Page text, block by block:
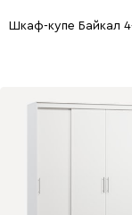
Шкаф-купе Байкал